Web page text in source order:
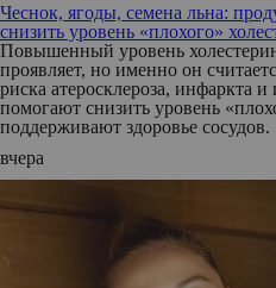
Чеснок, ягоды, семена льна:
снизить уровень «плохого»
Повышенный уровень
проявляет, но именно он
риска атеросклероза, инфаркта
помогают снизить уровень
поддерживают здоровье сосудов.
вчера